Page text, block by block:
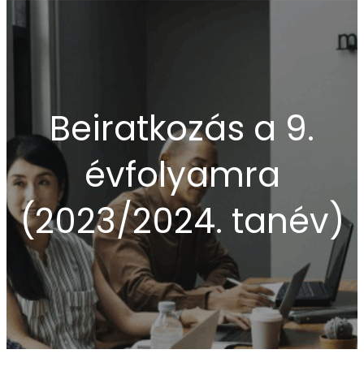
Beiratkozás a 9.
évfolyamra
(2023/2024. tanév)